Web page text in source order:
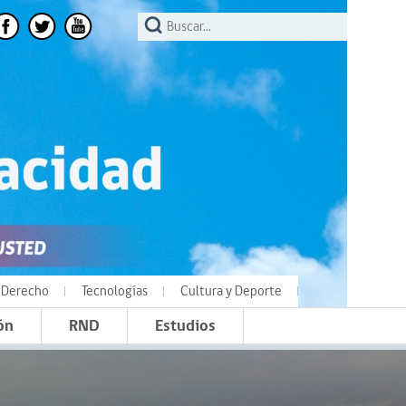
Derecho Tecnologías Cultura y Deporte
RND Estudios